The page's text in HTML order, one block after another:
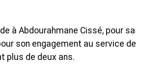
à Abdourahmane Cissé, pour sa
son engagement au service de
plus de deux ans.